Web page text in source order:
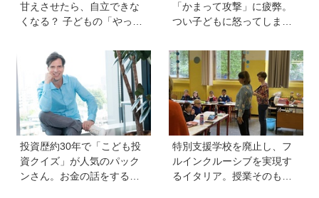
甘えさせたら、自立できな
くなる？ 子どもの「やっ
な姿勢《モンテッソーリ教
師の子育てエッセイ》vol.7
「かまって攻撃」に疲弊。
つい子どもに怒ってしまい
先生の子育てお悩み相談
室】
投資歴約30年で「こども投
資クイズ」が人気のパック
ンさん。お金の話をするの
特別支援学校を廃止し、フ
ルインクルーシブを実現す
るイタリア。授業そのもの